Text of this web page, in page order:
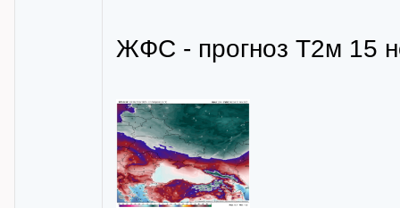
ЖФС - прогноз Т2м 15